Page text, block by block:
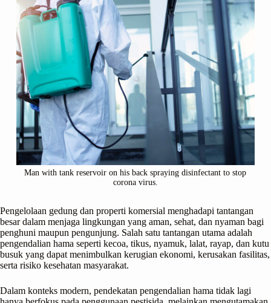
Man with tank reservoir on his back spraying disinfectant to stop
corona virus.
Pengelolaan gedung dan properti komersial menghadapi tantangan
besar dalam menjaga lingkungan yang aman, sehat, dan nyaman bagi
penghuni maupun pengunjung. Salah satu tantangan utama adalah
pengendalian hama seperti kecoa, tikus, nyamuk, lalat, rayap, dan kutu
busuk yang dapat menimbulkan kerugian ekonomi, kerusakan fasilitas,
serta risiko kesehatan masyarakat.
Dalam konteks modern, pendekatan pengendalian hama tidak lagi